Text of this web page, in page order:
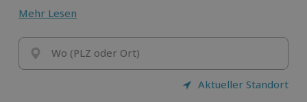
einem aufregenden Fallschirmsprung oder mit
feucht-fröhlichen Abenteuern beim
Canyoning, Rafting oder Stand-Up-Paddling. Und für
Retro-Fans? Die erwartet ein Camping-Trip mit dem
legendären VW Bulli!
Mehr Lesen
Wo (PLZ oder Ort)
Aktueller Standort